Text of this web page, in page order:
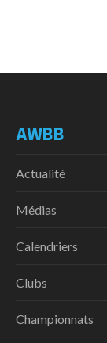
AWBB
Actualité
Médias
Calendriers
Clubs
Championnats